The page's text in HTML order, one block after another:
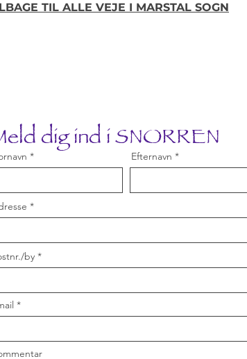
TIL ALLE VEJE I MARSTAL SOGN
dig ind i SNORREN
Efternavn
by